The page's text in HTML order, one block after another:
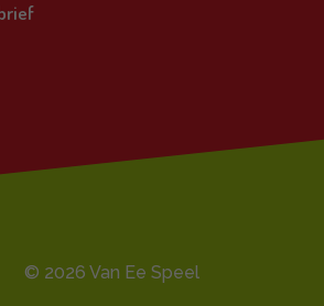
© 2026 Van Ee Speel